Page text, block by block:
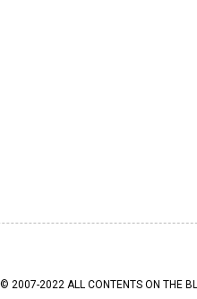
© 2007-2022 ALL CONTENTS ON THE